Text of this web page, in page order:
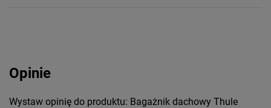
Opinie
Wystaw opinię do produktu: Bagażnik dachowy Thule